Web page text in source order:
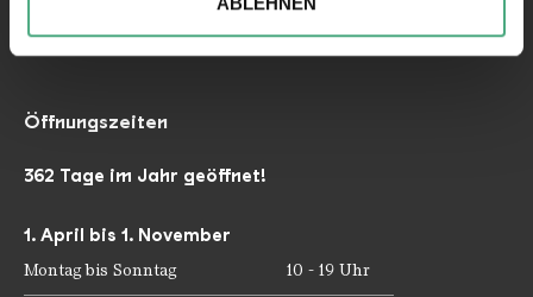
Partner führen diese Informationen möglicherweise mit
weiteren Daten zusammen, die Sie ihnen bereitgestellt
Telefax: +49 6898 9100 111
mail@voelklinger-huette.org
Öffnungszeiten
362 Tage im Jahr geöffnet!
1. April bis 1. November
Montag bis Sonntag 10 - 19 Uhr